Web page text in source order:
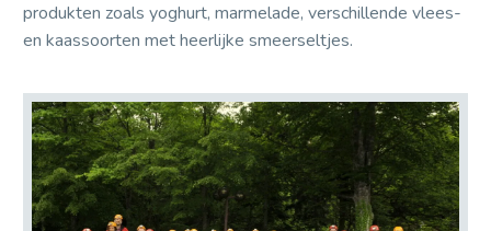
produkten zoals yoghurt, marmelade, verschillende vlees-
en kaassoorten met heerlijke smeerseltjes.